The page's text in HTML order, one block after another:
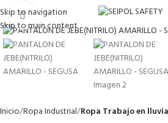
Skip to navigation
Skip to main content
Clic para ampliar
Inicio Ropa Industrial Ropa Trabajo en lluvia